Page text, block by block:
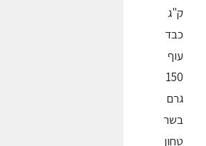
ק"ג
כבד
עוף
150
גרם
בשר
טחון